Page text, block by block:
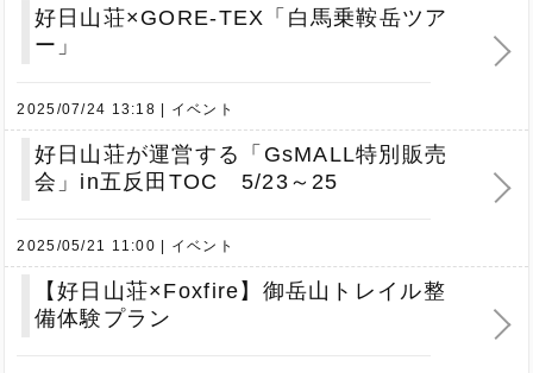
好日山荘×GORE-TEX「白馬乗鞍岳ツア
ー」
2025/07/24 13:18 イベント
好日山荘が運営する「GsMALL特別販売
会」in五反田TOC 5/23～25
2025/05/21 11:00 イベント
【好日山荘×Foxfire】御岳山トレイル整
備体験プラン